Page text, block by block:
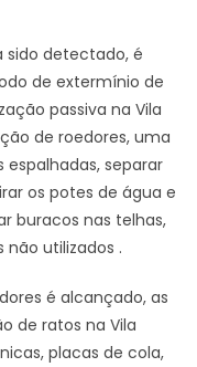
sido detectado, é
de extermínio de
passiva na Vila
de roedores, uma
separar
os potes de água e
buracos nas telhas,
utilizados .
é alcançado, as
de ratos na Vila
placas de cola,